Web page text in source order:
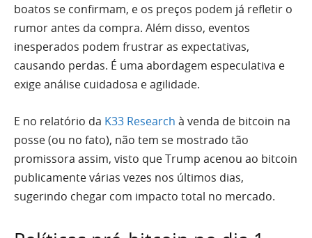
boatos se confirmam, e os preços podem já refletir o
rumor antes da compra. Além disso, eventos
inesperados podem frustrar as expectativas,
causando perdas. É uma abordagem especulativa e
exige análise cuidadosa e agilidade.
E no relatório da K33 Research à venda de bitcoin na
posse (ou no fato), não tem se mostrado tão
promissora assim, visto que Trump acenou ao bitcoin
publicamente várias vezes nos últimos dias,
sugerindo chegar com impacto total no mercado.